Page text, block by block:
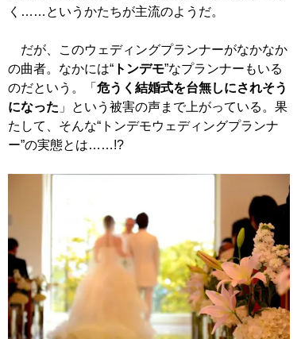
く……というかたちが主流のようだ。
だが、このウェディングプランナーがなかなか
の曲者。なかには“ トンデモ”なプランナーもいる
のだという。「 危うく結婚式を台無しにされそう
になった 」という被害の声まで上がっている。果
たして、そんな“トンデモウェディングプランナ
ー”の実態とは……!?